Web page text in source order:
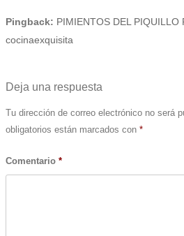
Pingback: PIMIENTOS DEL PIQUILLO
cocinaexquisita
Deja una respuesta
Tu dirección de correo electrónico no será
obligatorios están marcados con *
Comentario *